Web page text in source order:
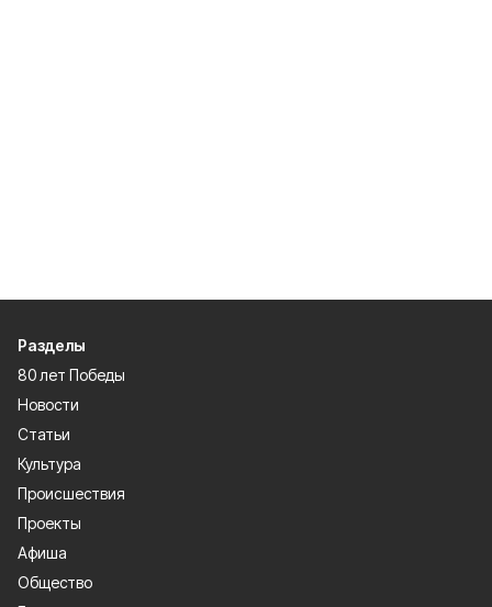
Разделы
80 лет Победы
Новости
Статьи
Культура
Происшествия
Проекты
Афиша
Общество